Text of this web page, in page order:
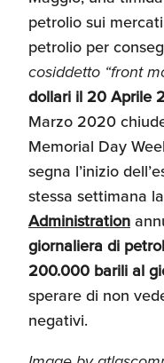
petrolio sui
petrolio per
cosiddetto “front
dollari il 20 Aprile
Marzo 2020
Memorial Day
segna l’inizio
stessa settimana la
Administration
giornaliera di
200.000 barili al
sperare di non
negativi.